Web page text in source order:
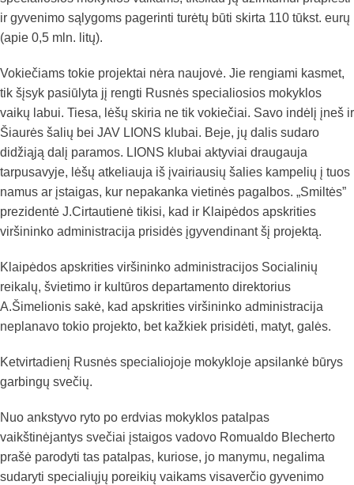
ir gyvenimo sąlygoms pagerinti turėtų būti skirta 110 tūkst. eurų
(apie 0,5 mln. litų).
Vokiečiams tokie projektai nėra naujovė. Jie rengiami kasmet,
tik šįsyk pasiūlyta jį rengti Rusnės specialiosios mokyklos
vaikų labui. Tiesa, lėšų skiria ne tik vokiečiai. Savo indėlį įneš ir
Šiaurės šalių bei JAV LIONS klubai. Beje, jų dalis sudaro
didžiąją dalį paramos. LIONS klubai aktyviai draugauja
tarpusavyje, lėšų atkeliauja iš įvairiausių šalies kampelių į tuos
namus ar įstaigas, kur nepakanka vietinės pagalbos. „Smiltės”
prezidentė J.Cirtautienė tikisi, kad ir Klaipėdos apskrities
viršininko administracija prisidės įgyvendinant šį projektą.
Klaipėdos apskrities viršininko administracijos Socialinių
reikalų, švietimo ir kultūros departamento direktorius
A.Šimelionis sakė, kad apskrities viršininko administracija
neplanavo tokio projekto, bet kažkiek prisidėti, matyt, galės.
Ketvirtadienį Rusnės specialiojoje mokykloje apsilankė būrys
garbingų svečių.
Nuo ankstyvo ryto po erdvias mokyklos patalpas
vaikštinėjantys svečiai įstaigos vadovo Romualdo Blecherto
prašė parodyti tas patalpas, kuriose, jo manymu, negalima
sudaryti specialiųjų poreikių vaikams visaverčio gyvenimo